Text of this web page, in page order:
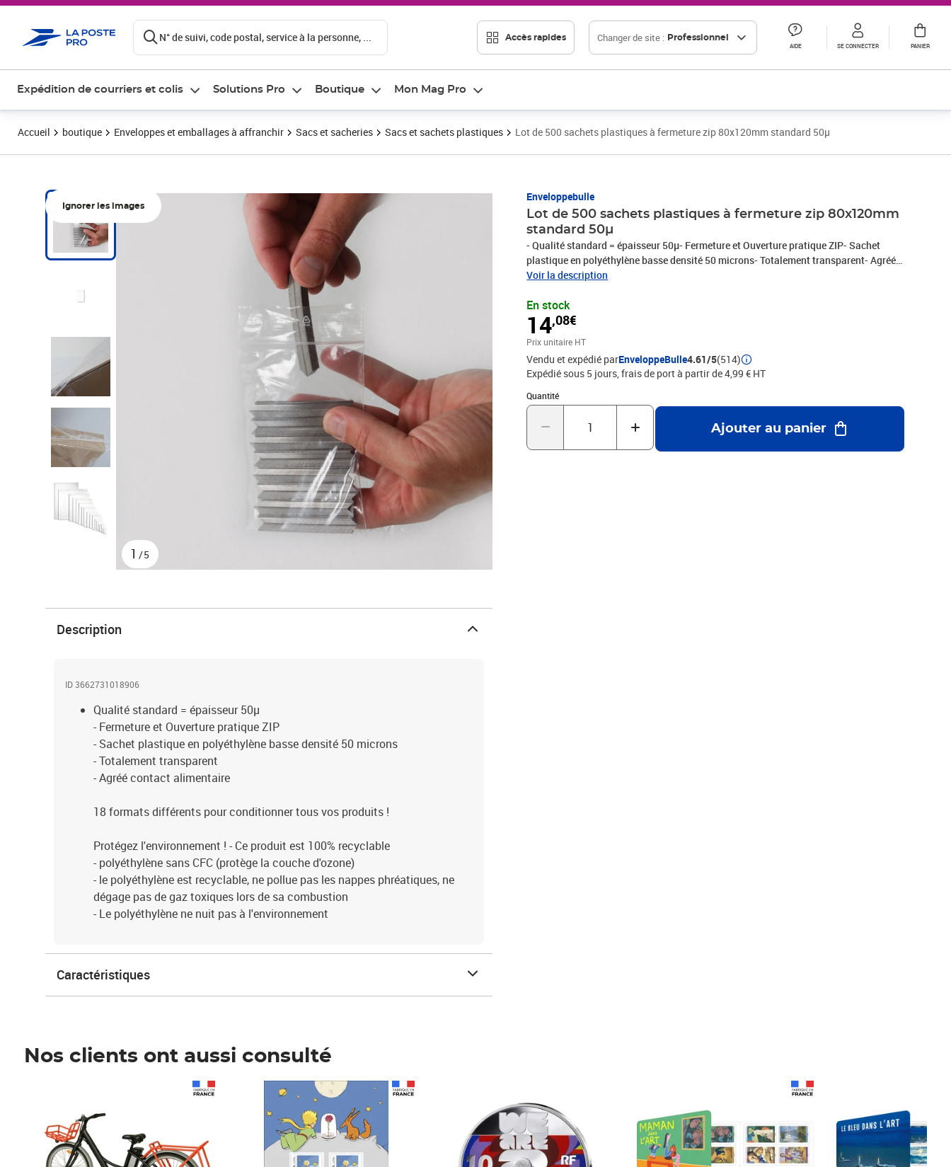
N° de suivi, code postal, service à la personne, ... Accès rapides Changer de site : Professionnel
AIDE SE CONNECTER PANIER
Expédition de courriers et colis Solutions Pro Boutique Mon Mag Pro
Accueil boutique Enveloppes et emballages à affranchir Sacs et sacheries Sacs et sachets plastiques Lot de 500 sachets plastiques à fermeture zip 80x120mm standard 50µ
Ignorer les images
1 /5
Enveloppebulle
Lot de 500 sachets plastiques à fermeture zip 80x120mm
standard 50µ
- Qualité standard = épaisseur 50µ- Fermeture et Ouverture pratique ZIP- Sachet
plastique en polyéthylène basse densité 50 microns- Totalement transparent- Agréé
contact alimentaire18 formats différents pour conditionner tous vos produits
(protège la couche d'ozone)- le polyéthylène est recyclable, ne pollue pas les nappes
phréatiques, ne dégage pas de gaz toxiques lors de sa combustion- Le polyéthylène
ne nuit pas à l'environnement
Voir la description
En stock
14,08€
Prix 14,08€
Prix unitaire HT
Vendu et expédié parEnveloppeBulle4.61/5(514)
Expédié sous 5 jours, frais de port à partir de 4,99 € HT
Quantité
Quantité : 1
Ajouter au panier
Description
ID 3662731018906
Qualité standard = épaisseur 50µ
- Fermeture et Ouverture pratique ZIP
- Sachet plastique en polyéthylène basse densité 50 microns
- Totalement transparent
- Agréé contact alimentaire
18 formats différents pour conditionner tous vos produits !
Protégez l'environnement ! - Ce produit est 100% recyclable
- polyéthylène sans CFC (protège la couche d'ozone)
- le polyéthylène est recyclable, ne pollue pas les nappes phréatiques, ne
dégage pas de gaz toxiques lors de sa combustion
- Le polyéthylène ne nuit pas à l'environnement
Caractéristiques
Nos clients ont aussi consulté
Prix 6,25€ HT